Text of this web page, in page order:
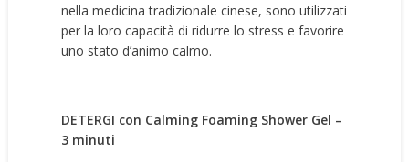
nella medicina tradizionale cinese, sono utilizzati
per la loro capacità di ridurre lo stress e favorire
uno stato d’animo calmo.
DETERGI con Calming Foaming Shower Gel –
3 minuti